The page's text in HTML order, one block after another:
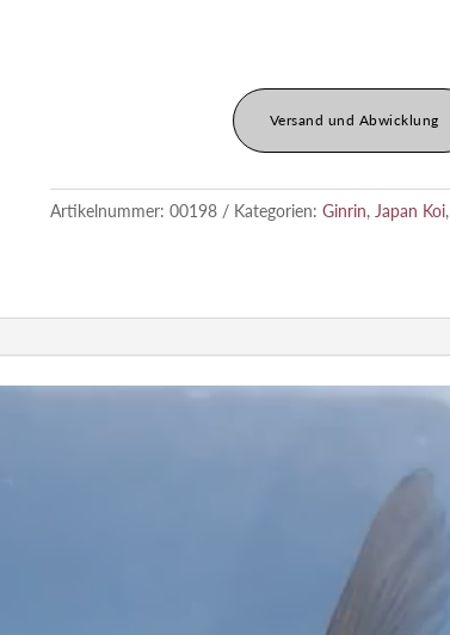
Versand und Abwicklung
Artikelnummer: 00198 Kategorien: Ginrin, Japan Koi,